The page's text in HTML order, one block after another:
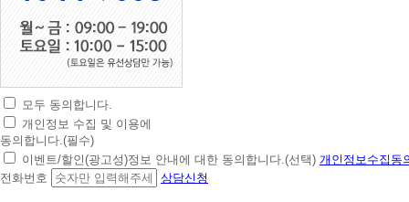
초
간
편
상
담
모두 동의합니다.
개인정보 수집 및 이용에
동의합니다.(필수)
이벤트/할인(광고성)정보 안내에 대한 동의합니다.(선택) 개인정보수집동
전화번호
상담신청